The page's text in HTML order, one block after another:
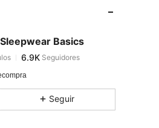
Basics
6.9K
Seguir